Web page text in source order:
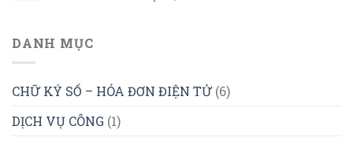
DANH MỤC
CHỮ KÝ SỐ – HÓA ĐƠN ĐIỆN TỬ(6)
DỊCH VỤ CÔNG (1)